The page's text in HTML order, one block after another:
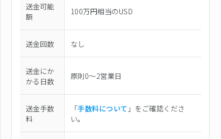
送金可能
額
100万円相当のUSD
送金回数 なし
送金にか
かる日数
原則0〜2営業日
送金手数
料
「手数料について 」をご確認くださ
い。